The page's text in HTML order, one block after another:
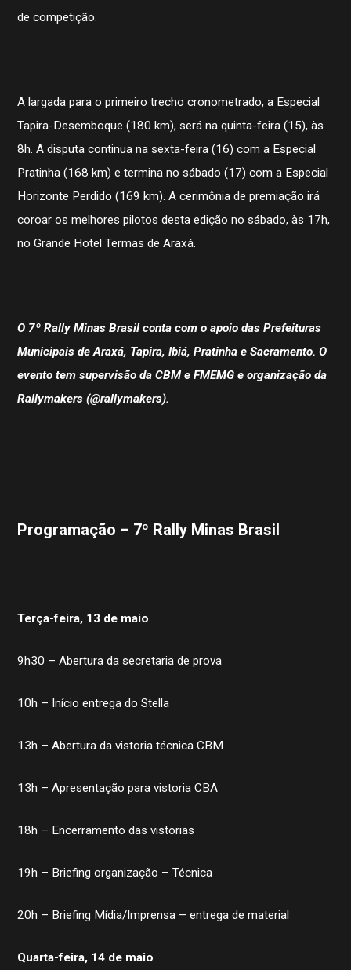
de competição.
A largada para o primeiro trecho cronometrado, a Especial
Tapira-Desemboque (180 km), será na quinta-feira (15), às
8h. A disputa continua na sexta-feira (16) com a Especial
Pratinha (168 km) e termina no sábado (17) com a Especial
Horizonte Perdido (169 km). A cerimônia de premiação irá
coroar os melhores pilotos desta edição no sábado, às 17h,
no Grande Hotel Termas de Araxá.
O 7º Rally Minas Brasil conta com o apoio das Prefeituras
Municipais de Araxá, Tapira, Ibiá, Pratinha e Sacramento. O
evento tem supervisão da CBM e FMEMG e organização da
Rallymakers (@rallymakers).
Programação – 7º Rally Minas Brasil
Terça-feira, 13 de maio
9h30 – Abertura da secretaria de prova
10h – Início entrega do Stella
13h – Abertura da vistoria técnica CBM
13h – Apresentação para vistoria CBA
18h – Encerramento das vistorias
19h – Briefing organização – Técnica
20h – Briefing Mídia/Imprensa – entrega de material
Quarta-feira, 14 de maio